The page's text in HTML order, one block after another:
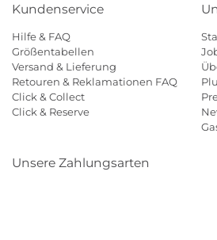
Kundenservice
Hilfe & FAQ
Größentabellen
Versand & Lieferung
Retouren & Reklamationen FAQ
Click & Collect
Click & Reserve
Unsere Zahlungsarten